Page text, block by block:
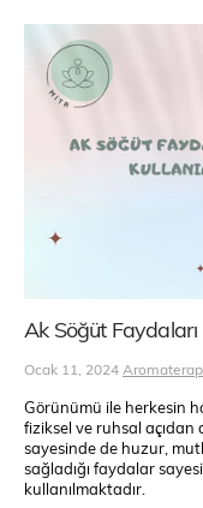
Ak Söğüt Faydaları
Ocak 11, 2024
Görünümü ile herkesin
fiziksel ve ruhsal
sayesinde de huzur,
sağladığı faydalar
kullanılmaktadır.